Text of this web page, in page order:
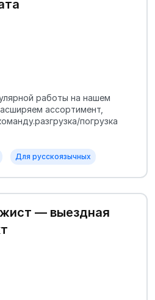
работы на нашем
ассортимент,
погрузка
Для русскоязычных
— выездная